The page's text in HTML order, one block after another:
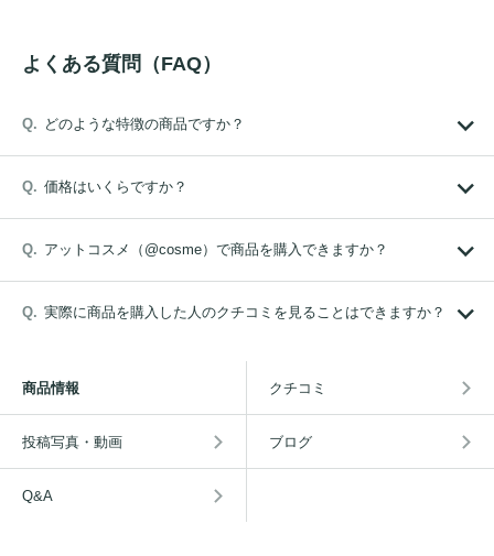
よくある質問（FAQ）
どのような特徴の商品ですか？
価格はいくらですか？
アットコスメ（@cosme）で商品を購入できますか？
実際に商品を購入した人のクチコミを見ることはできますか？
商品情報 クチコミ
投稿写真・動画 ブログ
Q&A